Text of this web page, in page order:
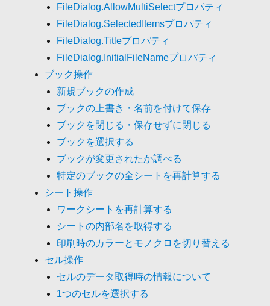
FileDialog.AllowMultiSelectプロパティ
FileDialog.SelectedItemsプロパティ
FileDialog.Titleプロパティ
FileDialog.InitialFileNameプロパティ
ブック操作
新規ブックの作成
ブックの上書き・名前を付けて保存
ブックを閉じる・保存せずに閉じる
ブックを選択する
ブックが変更されたか調べる
特定のブックの全シートを再計算する
シート操作
ワークシートを再計算する
シートの内部名を取得する
印刷時のカラーとモノクロを切り替える
セル操作
セルのデータ取得時の情報について
1つのセルを選択する